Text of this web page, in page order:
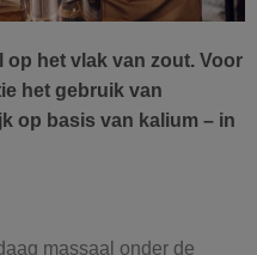
op het vlak van zout. Voor
het gebruik van
op basis van kalium – in
massaal onder de